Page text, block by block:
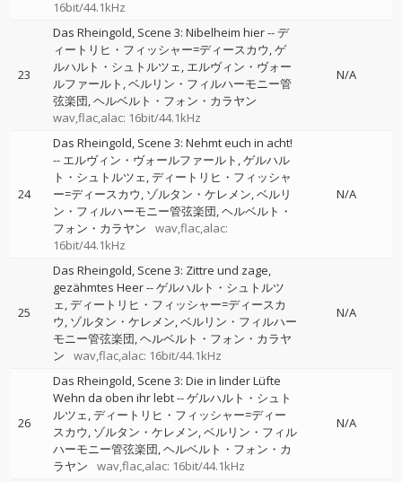
16bit/44.1kHz
23
Das Rheingold, Scene 3: Nibelheim hier--デ
ィートリヒ・フィッシャー=ディースカウ ゲ
ルハルト・シュトルツェ エルヴィン・ヴォー
ルファールト ベルリン・フィルハーモニー管
弦楽団 ヘルベルト・フォン・カラヤン
wav,flac,alac: 16bit/44.1kHz
N/A
24
Das Rheingold, Scene 3: Nehmt euch in acht!
-- エルヴィン・ヴォールファールト ゲルハル
ト・シュトルツェ ディートリヒ・フィッシャ
ー=ディースカウ ゾルタン・ケレメン ベルリ
ン・フィルハーモニー管弦楽団 ヘルベルト・
フォン・カラヤン
wav,flac,alac:
16bit/44.1kHz
N/A
25
Das Rheingold, Scene 3: Zittre und zage,
gezähmtes Heer--ゲルハルト・シュトルツ
ェ ディートリヒ・フィッシャー=ディースカ
ウ ゾルタン・ケレメン ベルリン・フィルハー
モニー管弦楽団 ヘルベルト・フォン・カラヤ
ン
wav,flac,alac: 16bit/44.1kHz
N/A
26
Das Rheingold, Scene 3: Die in linder Lüfte
Wehn da oben ihr lebt--ゲルハルト・シュト
ルツェ ディートリヒ・フィッシャー=ディー
スカウ ゾルタン・ケレメン ベルリン・フィル
ハーモニー管弦楽団 ヘルベルト・フォン・カ
ラヤン
wav,flac,alac: 16bit/44.1kHz
N/A